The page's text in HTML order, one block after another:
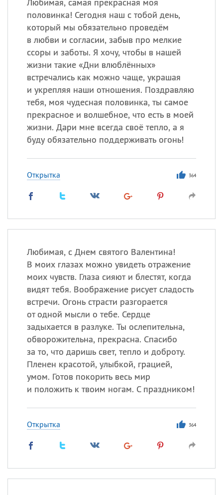
половинка! Сегодня наш с тобой день,
который мы обязательно проведём
в любви и согласии, забыв про мелкие
ссоры и заботы. Я хочу, чтобы в нашей
жизни такие «Дни влюблённых»
встречались как можно чаще, украшая
и укрепляя наши отношения. Поздравляю
тебя, моя чудесная половинка, ты самое
прекрасное и волшебное, что есть в моей
жизни. Дари мне всегда своё тепло, а я
буду обязательно поддерживать огонь!
Открытка 364
Любимая, с Днем святого Валентина!
В моих глазах можно увидеть отражение
моих чувств. Глаза сияют и блестят, когда
видят тебя. Воображение рисует сладость
встречи. Огонь страсти разгорается
от одной мысли о тебе. Сердце
задыхается в разлуке. Ты ослепительна,
обворожительна, прекрасна. Спасибо
за то, что даришь свет, тепло и доброту.
Пленен красотой, улыбкой, грацией,
умом. Готов покорить весь мир
и положить к твоим ногам. С праздником!
Открытка 364